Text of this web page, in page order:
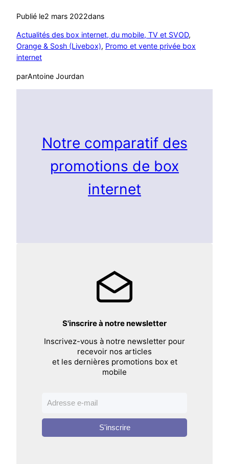
Publié le2 mars 2022dans
Actualités des box internet, du mobile, TV et SVOD
Orange & Sosh (Livebox), Promo et vente privée box
internet
parAntoine Jourdan
Notre comparatif des
promotions de box
internet
S'inscrire à notre newsletter
Inscrivez-vous à notre newsletter pour
recevoir nos articles
et les dernières promotions box et
mobile
S'inscrire